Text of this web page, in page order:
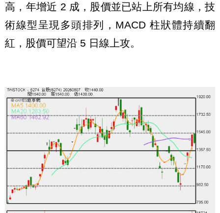
高，年增近 2 成，股價並已站上所有均線，技
術線型呈現多頭排列，MACD 柱狀體持續翻
紅，股價可望沿 5 日線上攻。